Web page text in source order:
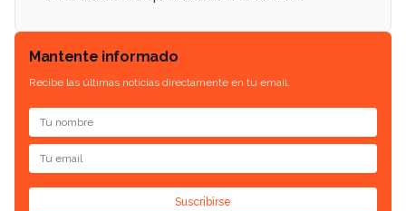
Mantente informado
Recibe las últimas noticias directamente en tu email.
Suscribirse